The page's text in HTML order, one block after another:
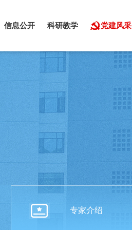
信息公开 科研教学 党建风采
专家介绍